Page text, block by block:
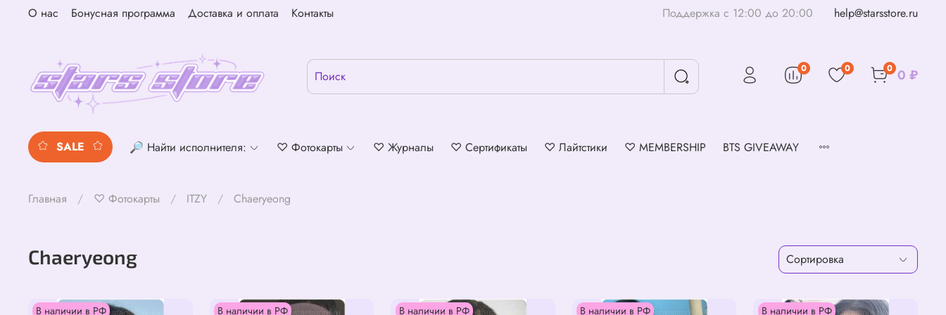
О нас Бонусная программа Доставка и оплата Контакты Поддержка с 12:00 до 20:00 help@starsstore.ru
0 0 0 0 ₽
SALE 🔎 Найти исполнителя: ♡ Фотокарты ♡ Журналы ♡ Сертификаты ♡ Лайтстики ♡ MEMBERSHIP BTS GIVEAWAY
Главная ♡ Фотокарты ITZY Chaeryeong
Chaeryeong
В наличии в РФ В наличии в РФ В наличии в РФ В наличии в РФ В наличии в РФ